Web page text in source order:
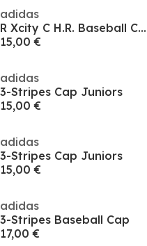
adidas
R Xcity C H.R. Baseball Cap Unisex Adults
15,00 €
adidas
3-Stripes Cap Juniors
15,00 €
adidas
3-Stripes Cap Juniors
15,00 €
adidas
3-Stripes Baseball Cap
17,00 €